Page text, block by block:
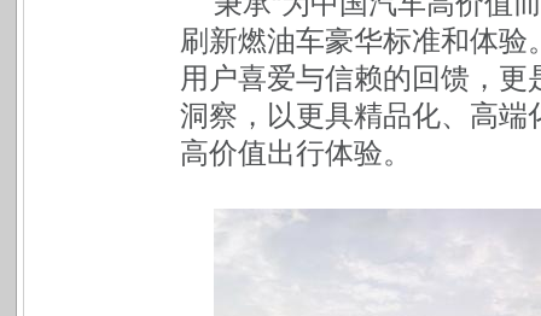
刷新燃油车豪华标准和体
用户喜爱与信赖的回馈，
洞察，以更具精品化、高
高价值出行体验。